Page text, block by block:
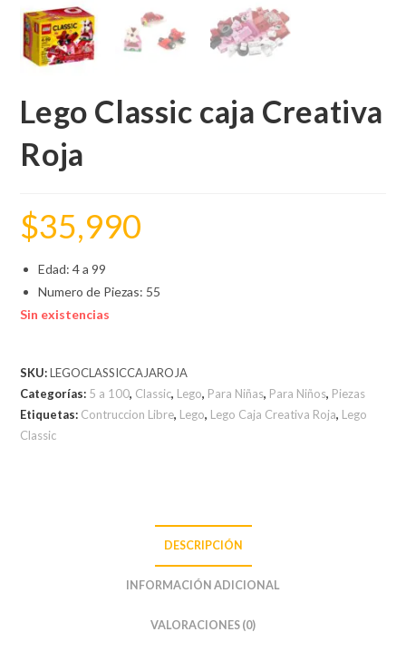
Lego Classic caja Creativa
Roja
$35,990
Edad: 4 a 99
Numero de Piezas: 55
Sin existencias
SKU:LEGOCLASSICCAJAROJA
Categorías: 5 a 100, Classic, Lego, Para Niñas, Para Niños, Piezas
Etiquetas: Contruccion Libre, Lego, Lego Caja Creativa Roja, Lego
Classic
DESCRIPCIÓN
INFORMACIÓN ADICIONAL
VALORACIONES (0)